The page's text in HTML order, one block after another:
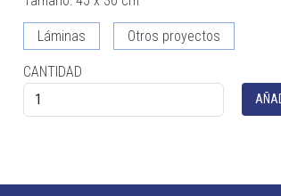
Láminas Otros proyectos
CANTIDAD